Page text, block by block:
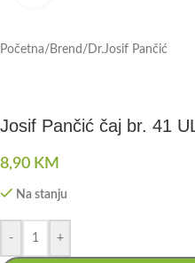
Početna/ Brend / Dr.Josif Pančić
Josif Pančić čaj br. 41
8,90 KM
Na stanju
- +